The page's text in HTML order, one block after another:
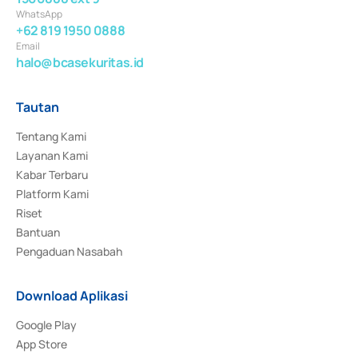
WhatsApp
+62 819 1950 0888
Email
halo@bcasekuritas.id
Tautan
Tentang Kami
Layanan Kami
Kabar Terbaru
Platform Kami
Riset
Bantuan
Pengaduan Nasabah
Download Aplikasi
Google Play
App Store